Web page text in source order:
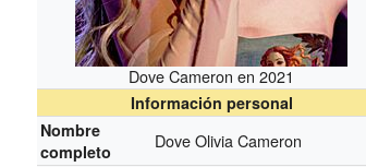
Dove Cameron en 2021
Información personal
Nombre
completo
Dove Olivia Cameron